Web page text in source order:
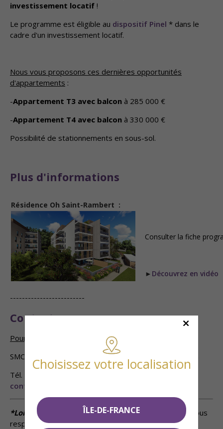
investissement locatif !
Le programme est éligible au dispositif Pinel * dans le
cadre d'un investissement locatif.
Nous vous proposons ces dernières opportunités
d'appartements :
-Appartement T3 avec balcon à 285 000 €
-Appartement T4 avec balcon à 330 000 €
Possibilité de stationnements en sous-sol.
Plus d'informations
Résidence Oh Saint-Rambert :
Consulter la fiche
► Découvrez en vidéo
-------------------------
Contactez-nous
Pour toute demande, contactez-nous
SMCI Editeur Immobilier 128 rue de Créqui 69006 Lyon
Tél. : 04 78 52 52 52
contact@smci.fr
*Loi Pinel
Suivant conditions Loi de Finances 2019, sous
respect des conditions d’éligibilité à étudier avec nos
Choisissez votre localisation
ÎLE-DE-FRANCE